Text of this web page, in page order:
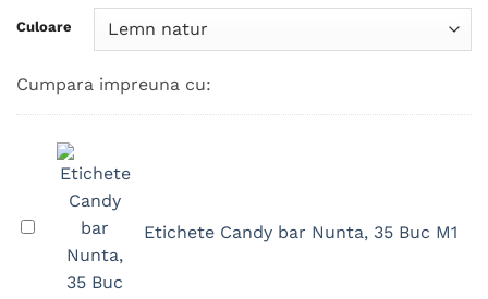
Culoare
Cumpara impreuna cu:
Etichete
Etichete Candy bar Nunta, 35 Buc M1